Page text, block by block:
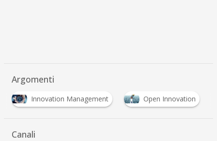
Argomenti
Innovation Management Open Innovation
Canali